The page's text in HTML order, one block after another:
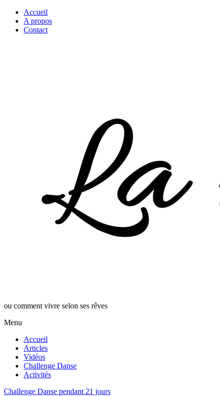
Accueil
A propos
Contact
ou comment vivre selon ses rêves
Menu
Accueil
Articles
Vidéos
Challenge Danse
Activités
Challenge Danse pendant 21 jours